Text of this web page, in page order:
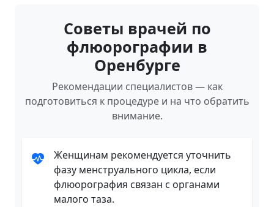
Советы врачей по
флюорографии в
Оренбурге
Рекомендации специалистов — как
подготовиться к процедуре и на что обратить
внимание.
Женщинам рекомендуется уточнить
фазу менструального цикла, если
флюорография связан с органами
малого таза.